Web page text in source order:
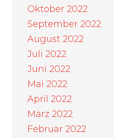
Oktober 2022
September 2022
August 2022
Juli 2022
Juni 2022
Mai 2022
April 2022
März 2022
Februar 2022